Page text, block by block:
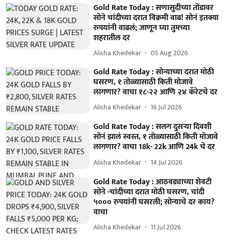
Gold Rate Today : सणासुदीच्या तोंडावर
सोने चांदीच्या दरात विक्रमी वाढ! सोनं इतक्या
रुपयांनी वाढलं; जाणून घ्या तुमच्या
शहरातील दर
Alisha Khedekar 05 Aug 2026
Gold Rate Today : सोन्याच्या दरात मोठी
घसरण, १ तोळ्यासाठी किती मोजावे
लागणार? वाचा १८-२२ आणि २४ कॅरेटचे दर
Alisha Khedekar 16 Jul 2026
Gold Rate Today : सलग दुसऱ्या दिवशी
सोनं झालं स्वस्त, १ तोळ्यासाठी किती मोजावे
लागणार? वाचा 18k- 22k आणि 24k चे दर
Alisha Khedekar 14 Jul 2026
Gold Rate Today : आठवड्याच्या शेवटी
सोने -चांदीच्या दरात मोठी घसरण, चांदी
५००० रुपयांनी घसरली; सोन्याचे दर काय?
वाचा
Alisha Khedekar 11 Jul 2026